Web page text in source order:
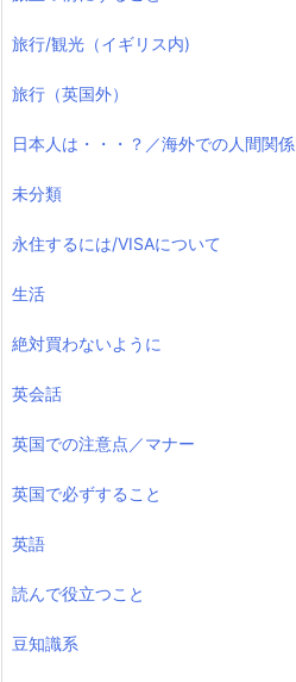
旅行/観光（イギリス内)
旅行（英国外）
日本人は・・・？／海外での人間関係
未分類
永住するには/VISAについて
生活
絶対買わないように
英会話
英国での注意点／マナー
英国で必ずすること
英語
読んで役立つこと
豆知識系